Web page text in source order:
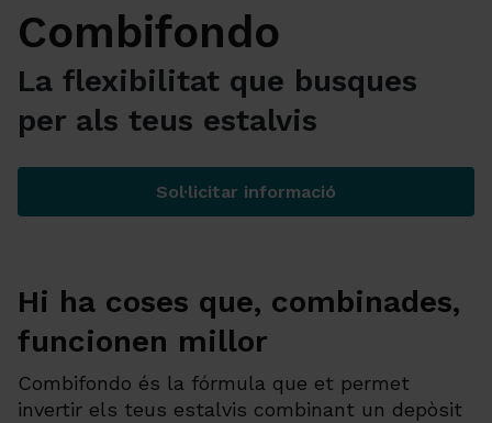
Combifondo
La flexibilitat que busques
per als teus estalvis
Sol·licitar informació
Combifondo
Hi ha coses que, combinades,
funcionen millor
Combifondo és la fórmula que et permet
invertir els teus estalvis combinant un depòsit